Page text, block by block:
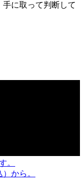
手に取って判断して